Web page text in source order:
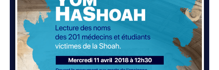
Congrès 2020